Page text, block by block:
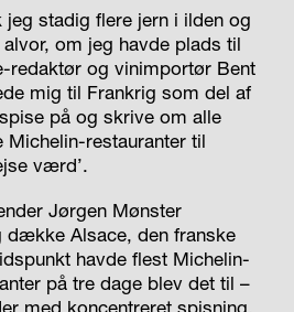
jeg stadig flere jern i ilden og
om jeg havde plads til
redaktør og vinimportør Bent
mig til Frankrig som del af
på og skrive om alle
Michelin-restauranter til
værd’.
Jørgen Mønster
dække Alsace, den franske
havde flest Michelin-
på tre dage blev det til –
med koncentreret spisning.